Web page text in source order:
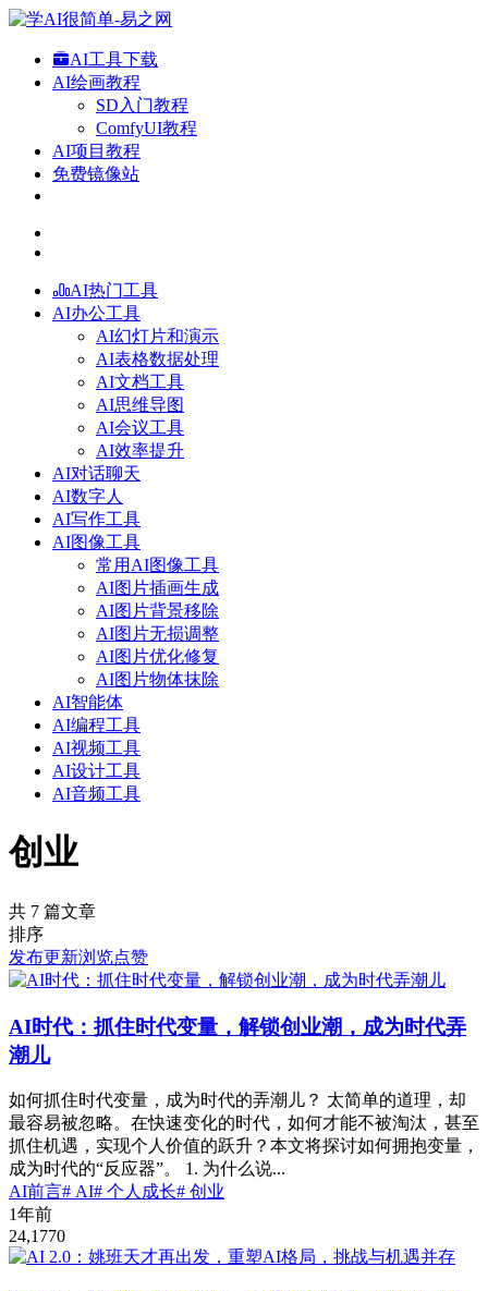
AI工具下载
AI绘画教程
SD入门教程
ComfyUI教程
AI项目教程
免费镜像站
AI热门工具
AI办公工具
AI幻灯片和演示
AI表格数据处理
AI文档工具
AI思维导图
AI会议工具
AI效率提升
AI对话聊天
AI数字人
AI写作工具
AI图像工具
常用AI图像工具
AI图片插画生成
AI图片背景移除
AI图片无损调整
AI图片优化修复
AI图片物体抹除
AI智能体
AI编程工具
AI视频工具
AI设计工具
AI音频工具
创业
共 7 篇文章
排序
发布更新浏览点赞
AI时代：抓住时代变量，解锁创业潮，成为时代弄
潮儿
如何抓住时代变量，成为时代的弄潮儿？ 太简单的道理，却
最容易被忽略。在快速变化的时代，如何才能不被淘汰，甚至
抓住机遇，实现个人价值的跃升？本文将探讨如何拥抱变量，
成为时代的“反应器”。 1. 为什么说...
AI前言# AI# 个人成长# 创业
1年前
24,1770